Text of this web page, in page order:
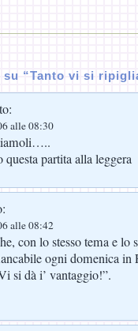
su “Tanto vi si
alle 08:30
partita alla leggera
alle 08:42
con lo stesso tema e lo
ogni domenica in
si dà i’ vantaggio!”.